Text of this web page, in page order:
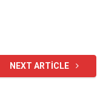
NEXT ARTICLE